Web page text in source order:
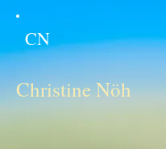
CN
Christine Nöh